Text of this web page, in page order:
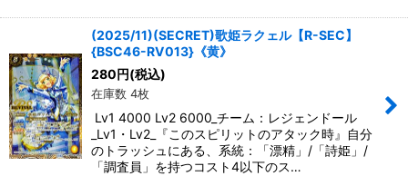
(2025/11)(SECRET)歌姫ラクェル【R-SEC】
{BSC46-RV013}《黄》
280 円(税込)
在庫数 4枚
Lv1 4000 Lv2 6000_チーム：レジェンドール
_Lv1・Lv2_『このスピリットのアタック時』自分
のトラッシュにある、系統：「漂精」/「詩姫」/
「調査員」を持つコスト4以下のス…